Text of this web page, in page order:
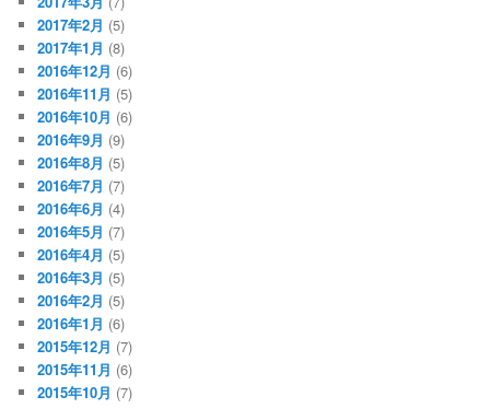
2017年2月 (5)
2017年1月 (8)
2016年12月 (6)
2016年11月 (5)
2016年10月 (6)
2016年9月 (9)
2016年8月 (5)
2016年7月 (7)
2016年6月 (4)
2016年5月 (7)
2016年4月 (5)
2016年3月 (5)
2016年2月 (5)
2016年1月 (6)
2015年12月 (7)
2015年11月 (6)
2015年10月 (7)